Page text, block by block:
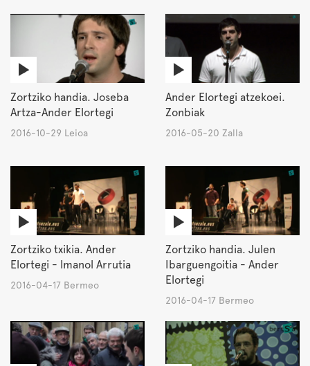
Zortziko handia. Joseba
Artza-Ander Elortegi
2016-10-29 Leioa
Ander Elortegi atzekoei.
Zonbiak
2016-05-20 Zalla
Zortziko txikia. Ander
Elortegi - Imanol Arrutia
2016-04-17 Bermeo
Zortziko handia. Julen
Ibarguengoitia - Ander
Elortegi
2016-04-17 Bermeo